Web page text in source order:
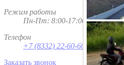
Режим работы
Пн-Пт: 8:00-17:00; Сб - Вс -
Телефон
+7 (8332) 22-60-60
Заказать звонок